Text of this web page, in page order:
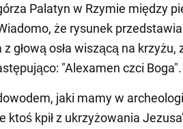
Palatyn w Rzymie między
że rysunek
głową osła wiszącą na krzyżu,
"Alexamen czci Boga".
jaki mamy w
ktoś kpił z ukrzyżowania